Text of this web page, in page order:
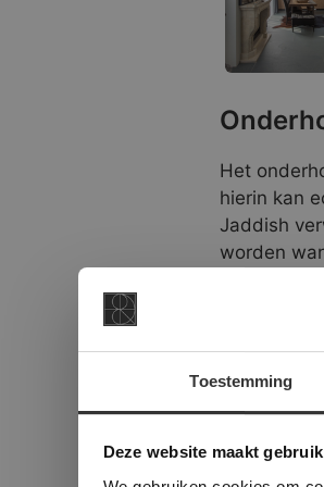
Toestemming
Deze website maakt
Het
hierin kan
Jaddish
worden
vervolgens
zorgeloos
Deze
onze